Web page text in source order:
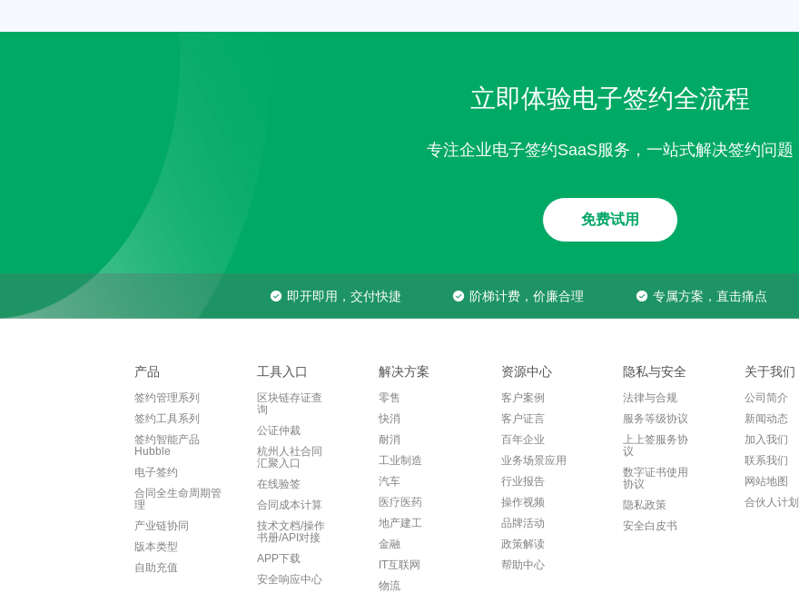
立即体验电子签约全流程
专注企业电子签约SaaS服务，一站式解决签约问题
免费试用
即开即用，交付快捷 阶梯计费，价廉合理 专属方案，直击痛点
产品
签约管理系列
签约工具系列
签约智能产品
Hubble
电子签约
合同全生命周期管
理
产业链协同
版本类型
自助充值
工具入口
区块链存证查
询
公证仲裁
杭州人社合同
汇聚入口
在线验签
合同成本计算
技术文档/操作
书册/API对接
APP下载
安全响应中心
解决方案
零售
快消
耐消
工业制造
汽车
医疗医药
地产建工
金融
IT互联网
物流
资源中心
客户案例
客户证言
百年企业
业务场景应用
行业报告
操作视频
品牌活动
政策解读
帮助中心
隐私与安全
法律与合规
服务等级协议
上上签服务协
议
数字证书使用
协议
隐私政策
安全白皮书
关于我们
公司简介
新闻动态
加入我们
联系我们
网站地图
合伙人计划